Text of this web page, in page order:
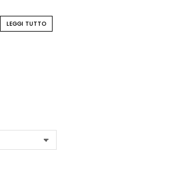
LEGGI TUTTO